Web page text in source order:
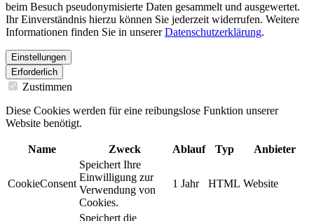
beim Besuch pseudonymisierte Daten gesammelt und ausgewertet.
Ihr Einverständnis hierzu können Sie jederzeit widerrufen. Weitere
Informationen finden Sie in unsererDatenschutzerklärung.
Einstellungen
Erforderlich
Zustimmen
Diese Cookies werden für eine reibungslose Funktion unserer
Website benötigt.
Name Zweck Ablauf Typ Anbieter
CookieConsent
Speichert Ihre
Einwilligung zur
Verwendung von
Cookies.
1 Jahr HTML Website
Speichert die